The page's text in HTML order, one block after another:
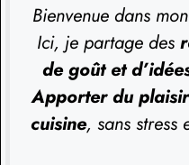
Bienvenue dans
Ici, je partage des
de goût et
Apporter du
cuisine, sans stress